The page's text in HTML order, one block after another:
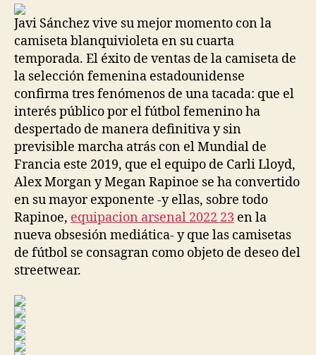
Javi Sánchez vive su mejor momento con la
camiseta blanquivioleta en su cuarta
temporada. El éxito de ventas de la camiseta de
la selección femenina estadounidense
confirma tres fenómenos de una tacada: que el
interés público por el fútbol femenino ha
despertado de manera definitiva y sin
previsible marcha atrás con el Mundial de
Francia este 2019, que el equipo de Carli Lloyd,
Alex Morgan y Megan Rapinoe se ha convertido
en su mayor exponente -y ellas, sobre todo
Rapinoe, equipacion arsenal 2022 23 en la
nueva obsesión mediática- y que las camisetas
de fútbol se consagran como objeto de deseo del
streetwear.